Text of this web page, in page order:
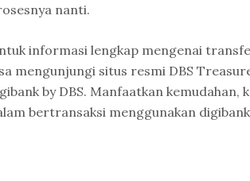
nanti.
informasi lengkap mengenai
mengunjungi situs resmi DBS
by DBS. Manfaatkan kemudahan,
bertransaksi menggunakan digibank